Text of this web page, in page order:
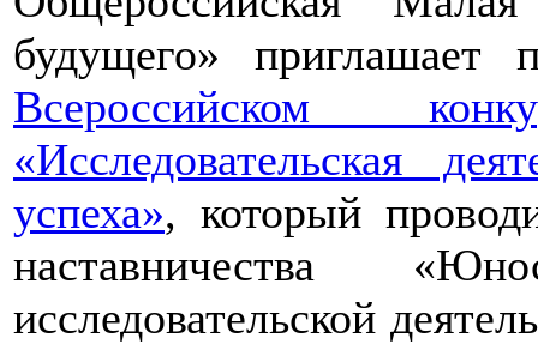
будущего» приглашает
Всероссийском
«Исследовательская
успеха», который
наставничества
исследовательской